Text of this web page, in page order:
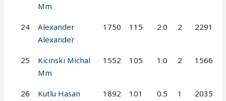
Mm
24
Alexander
Alexander
1750 115 2.0 2 2291
25
Kicinski Michal
Mm
1552 105 1.0 2 1566
26
Kutlu Hasan
1892 101 0.5 1 2035